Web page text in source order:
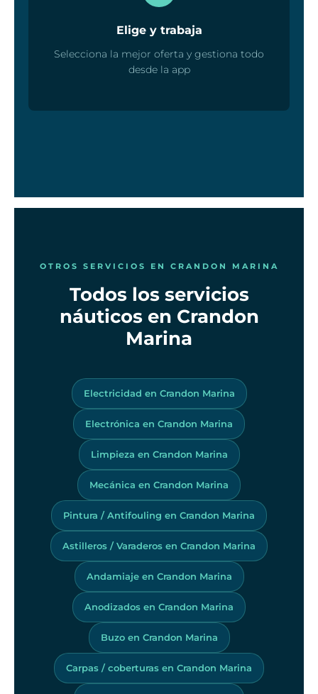
Elige y trabaja
Selecciona la mejor oferta y gestiona todo
desde la app
OTROS SERVICIOS EN CRANDON MARINA
Todos los servicios
náuticos en Crandon
Marina
Electricidad en Crandon Marina
Electrónica en Crandon Marina
Limpieza en Crandon Marina
Mecánica en Crandon Marina
Pintura / Antifouling en Crandon Marina
Astilleros / Varaderos en Crandon Marina
Andamiaje en Crandon Marina
Anodizados en Crandon Marina
Buzo en Crandon Marina
Carpas / coberturas en Crandon Marina